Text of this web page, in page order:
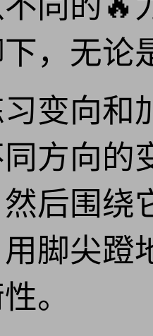
，无论
变向和
方向的
后围绕
脚尖蹬
。